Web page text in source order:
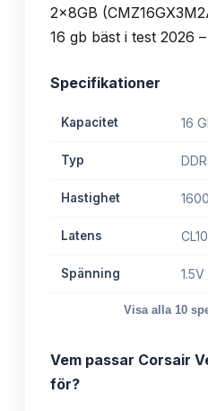
Specifikationer
Kapacitet 16
Typ
Hastighet
Latens CL10
Spänning 1.5V
Visa alla 10
Vem passar Corsair
för?